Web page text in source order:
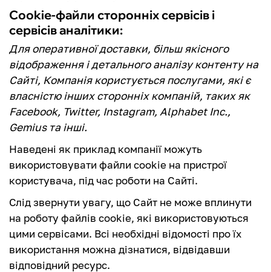
Cookie-файли сторонніх сервісів і
сервісів аналітики:
Для оперативної доставки, більш якісного
відображення і детального аналізу контенту на
Сайті, Компанія користується послугами, які є
власністю інших сторонніх компаній, таких як
Facebook, Twitter, Instagram, Alphabet Inc.,
Gemius та інші.
Наведені як приклад компанії можуть
використовувати файли cookie на пристрої
користувача, під час роботи на Сайті.
Слід звернути увагу, що Сайт не може вплинути
на роботу файлів cookie, які використовуються
цими сервісами. Всі необхідні відомості про їх
використання можна дізнатися, відвідавши
відповідний ресурс.